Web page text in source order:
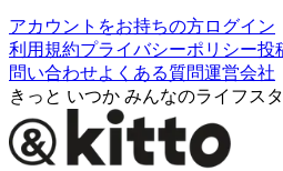
アカウントをお持ちの方ログイン
利用規約プライバシーポリシー投
問い合わせよくある質問運営会社
きっと いつか みんなのライフス